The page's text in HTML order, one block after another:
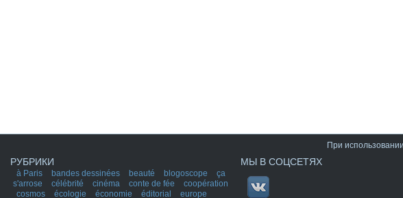
При
РУБРИКИ
à Paris bandes dessinées beauté blogoscope
ça
s'arrose
célébrité cinéma conte de fée
coopération
cosmos
écologie économie éditorial europe
МЫ В СОЦСЕТЯХ